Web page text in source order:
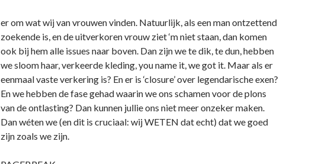
er om wat wij van vrouwen vinden. Natuurlijk, als een man ontzettend
zoekende is, en de uitverkoren vrouw ziet ‘m niet staan, dan komen
ook bij hem alle issues naar boven. Dan zijn we te dik, te dun, hebben
we sloom haar, verkeerde kleding, you name it, we got it. Maar als er
eenmaal vaste verkering is? En er is ‘closure’ over legendarische exen?
En we hebben de fase gehad waarin we ons schamen voor de plons
van de ontlasting? Dan kunnen jullie ons niet meer onzeker maken.
Dan wéten we (en dit is cruciaal: wij WETEN dat echt) dat we goed
zijn zoals we zijn.